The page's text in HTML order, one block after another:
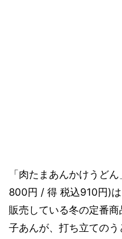
「肉たまあんかけうど
800円 / 得 税込910円)
販売している冬の定番
子あんが、打ち立ての